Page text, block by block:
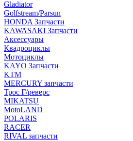
Gladiator
Golfstream/Parsun
HONDA Запчасти
KAWASAKI Запчасти
Аксессуары
Квадроциклы
Мотоциклы
KAYO Запчасти
KTM
MERCURY запчасти
Трос Г/реверс
MIKATSU
MotoLAND
POLARIS
RACER
RIVAL запчасти